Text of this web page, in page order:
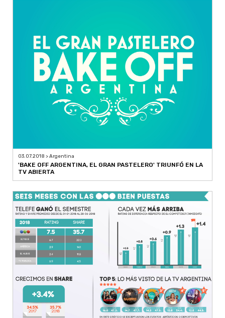
03.07.2018 > Argentina
'BAKE OFF ARGENTINA, EL GRAN PASTELERO' TRIUNFÓ EN LA
TV ABIERTA